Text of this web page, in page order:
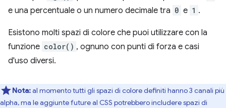
e una percentuale o un numero decimale tra 0 e 1 .
Esistono molti spazi di colore che puoi utilizzare con la
funzione color() , ognuno con punti di forza e casi
d'uso diversi.
Nota:al momento tutti gli spazi di colore definiti hanno 3 canali più
alpha, ma le aggiunte future al CSS potrebbero includere spazi di